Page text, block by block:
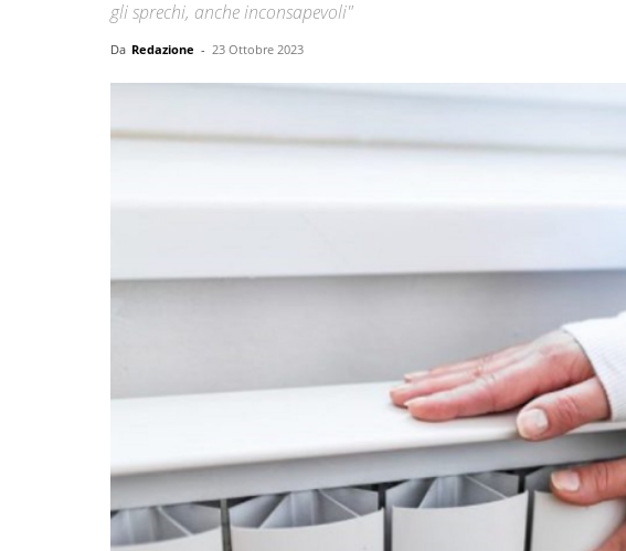
gli sprechi, anche inconsapevoli"
Da Redazione - 23 Ottobre 2023